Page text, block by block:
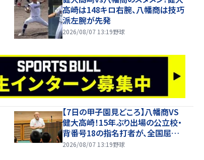
高崎は148キロ右腕、八幡商は技巧
派左腕が先発
2026/08/07 13:19野球
【7日の甲子園見どころ】八幡商VS
健大高崎！15年ぶり出場の公立校・
背番号18の指名打者が、全国屈指
の投手陣に挑む
2026/08/07 13:19野球